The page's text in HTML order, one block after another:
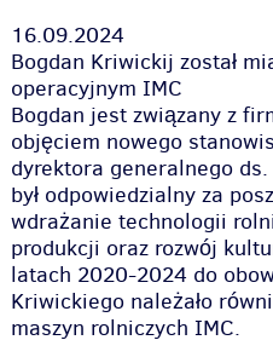
16.09.2024
Bogdan Kriwickij został
operacyjnym IMC
Bogdan jest związany z
objęciem nowego
dyrektora generalnego
był odpowiedzialny za
wdrażanie technologii
produkcji oraz rozwój
latach 2020-2024 do
Kriwickiego należało
maszyn rolniczych IMC.